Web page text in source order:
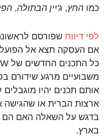
כמו החץ, ג'יין הבתולה,
לפי דיווח
אם העסקה תצא אל
משבועיים מרגע שידורם
אותם תכנים יהיו מוגבלים
ארצות הברית או שהגישה
בדגש על השאלה האם הם
בארץ.